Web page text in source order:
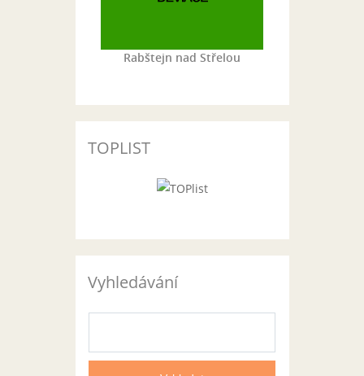
Rabštejn nad Střelou
TOPLIST
Vyhledávání